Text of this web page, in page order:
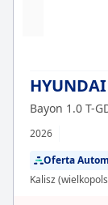
Bayon 1.0 T-
2026
Oferta
Kalisz